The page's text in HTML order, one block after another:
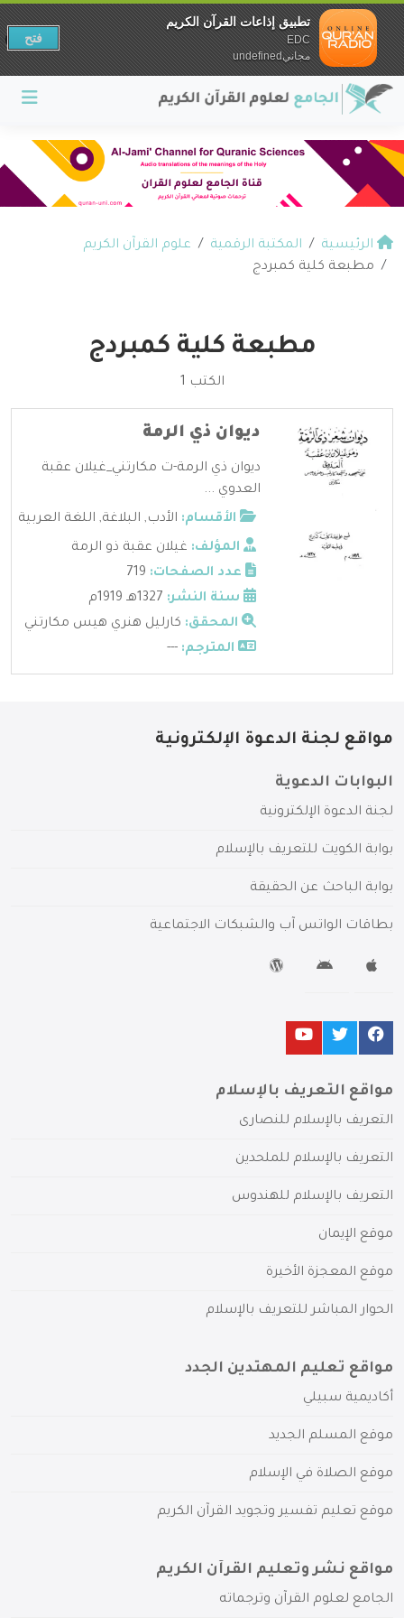
الرئيسية المكتبة الرقمية
علوم القرآن الكريم
مطبعة كلية كمبردج
مطبعة كلية كمبردج
الكتب 1
ديوان ذي الرمة
ديوان ذي الرمة-ت مكارتني_غيلان عقبة
العدوي ...
الأقسام: الأدب, البلاغة, اللغة العربية
المؤلف: غيلان عقبة ذو الرمة
عدد الصفحات:
سنة النشر:
المحقق: كارليل هنري هيس مكارتني
المترجم: ---
مواقع لجنة الدعوة الإلكترونية
البوابات الدعوية
لجنة الدعوة الإلكترونية
بوابة الكويت للتعريف بالإسلام
بوابة الباحث عن الحقيقة
بطاقات الواتس آب والشبكات الاجتماعية
مواقع التعريف بالإسلام
التعريف بالإسلام للنصارى
التعريف بالإسلام للملحدين
التعريف بالإسلام للهندوس
موقع الإيمان
موقع المعجزة الأخيرة
الحوار المباشر للتعريف بالإسلام
مواقع تعليم المهتدين الجدد
أكاديمية سبيلي
موقع المسلم الجديد
موقع الصلاة في الإسلام
موقع تعليم تفسير وتجويد القرآن الكريم
مواقع نشر وتعليم القرآن الكريم
الجامع لعلوم القرآن وترجماته
تطبيق إذاعات القرآن الكريم
EDC
مجانيundefined
فتح